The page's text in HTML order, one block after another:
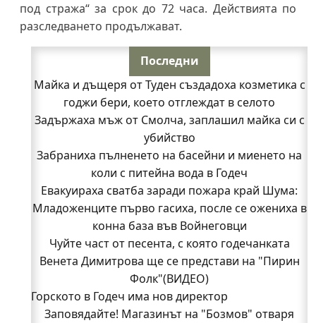
под стража“ за срок до 72 часа. Действията по
разследването продължават.
Последни
Майка и дъщеря от Туден създадоха козметика с
годжи бери, което отглеждат в селото
Задържаха мъж от Смолча, заплашил майка си с
убийство
Забраниха пълненето на басейни и миенето на
коли с питейна вода в Годеч
Евакуираха сватба заради пожара край Шума:
Младоженците първо гасиха, после се ожениха в
конна база във Войнеговци
Чуйте част от песента, с която годечанката
Венета Димитрова ще се представи на "Пирин
Фолк"(ВИДЕО)
Горското в Годеч има нов директор
Заповядайте! Магазинът на "Бозмов" отваря